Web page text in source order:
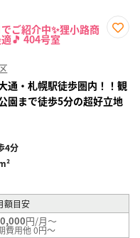
ご紹介中✨狸小路商
🎵 404号室
通・札幌駅徒歩圏内！！観
園まで徒歩5分の超好立地
4分
額目安
円/月～
費用他 0円～